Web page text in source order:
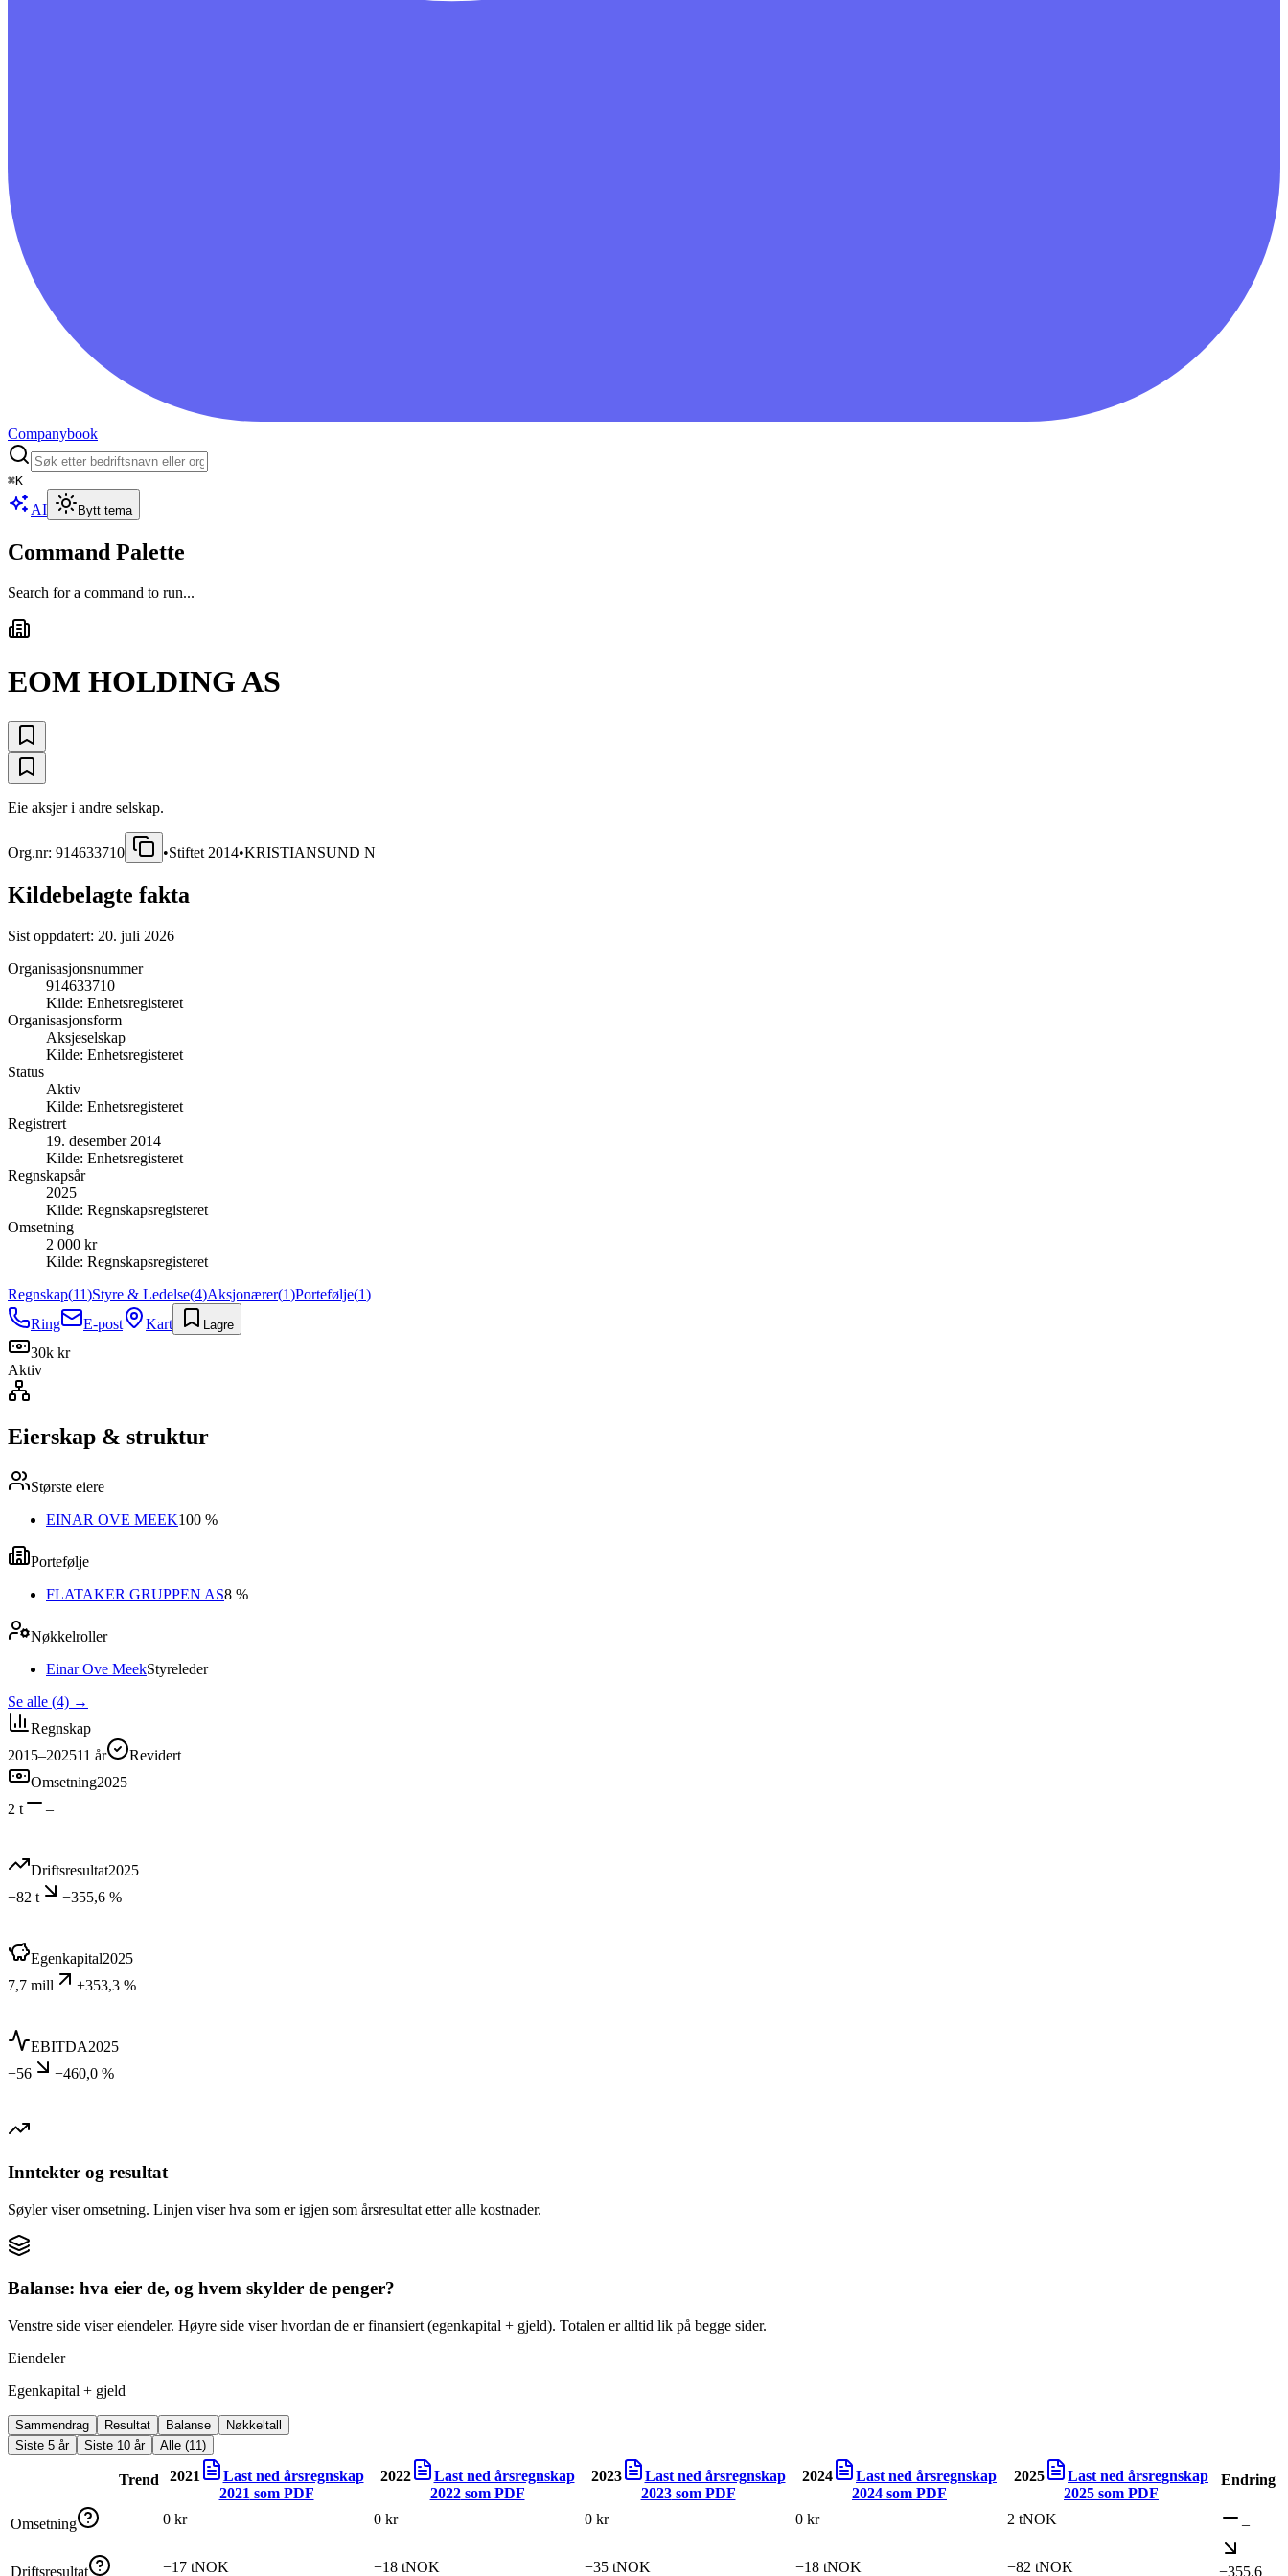
Companybook
⌘K
AI Bytt tema
Command Palette
Search for a command to run...
EOM HOLDING AS
Eie aksjer i andre selskap.
Org.nr: 914633710 •Stiftet 2014•KRISTIANSUND N
Kildebelagte fakta
Sist oppdatert: 20. juli 2026
Organisasjonsnummer
914633710
Kilde: Enhetsregisteret
Organisasjonsform
Aksjeselskap
Kilde: Enhetsregisteret
Status
Aktiv
Kilde: Enhetsregisteret
Registrert
19. desember 2014
Kilde: Enhetsregisteret
Regnskapsår
2025
Kilde: Regnskapsregisteret
Omsetning
2 000 kr
Kilde: Regnskapsregisteret
Regnskap(11)Styre & Ledelse(4)Aksjonærer(1)Portefølje(1)
Ring
E-post Kart Lagre
30k kr
Aktiv
Eierskap & struktur
Største eiere
EINAR OVE MEEK100 %
Portefølje
FLATAKER GRUPPEN AS8 %
Nøkkelroller
Einar Ove MeekStyreleder
Se alle (4) →
Regnskap
2015–202511 år
Revidert
Omsetning2025
2 t
–
Driftsresultat2025
−82 t
−355,6 %
Egenkapital2025
7,7 mill
+353,3 %
EBITDA2025
−56
−460,0 %
Inntekter og resultat
Søyler viser omsetning. Linjen viser hva som er igjen som årsresultat etter alle kostnader.
Balanse: hva eier de, og hvem skylder de penger?
Venstre side viser eiendeler. Høyre side viser hvordan de er finansiert (egenkapital + gjeld). Totalen er alltid lik på begge sider.
Eiendeler
Egenkapital + gjeld
Sammendrag Resultat Balanse
Nøkkeltall
Siste 5 år
Siste 10 år Alle (11)
Trend 2021
Last ned årsregnskap
2021 som PDF
2022
Last ned årsregnskap
2022som PDF
2023
Last ned årsregnskap
2023som PDF
2024
Last ned årsregnskap
2024 som PDF
2025
Last ned årsregnskap
2025 som PDF
Endring
Omsetning 0 kr 0 kr 0 kr 0 kr 2 tNOK –
Driftsresultat −17 tNOK −18 tNOK −35 tNOK −18 tNOK −82 tNOK −355,6